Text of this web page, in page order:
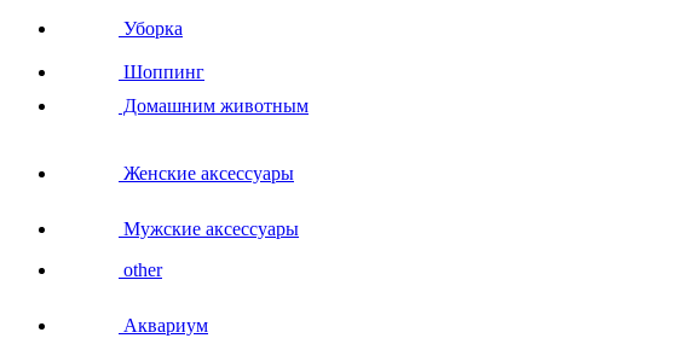
Уборка
Шоппинг
Домашним животным
Женские аксессуары
Мужские аксессуары
other
Аквариум